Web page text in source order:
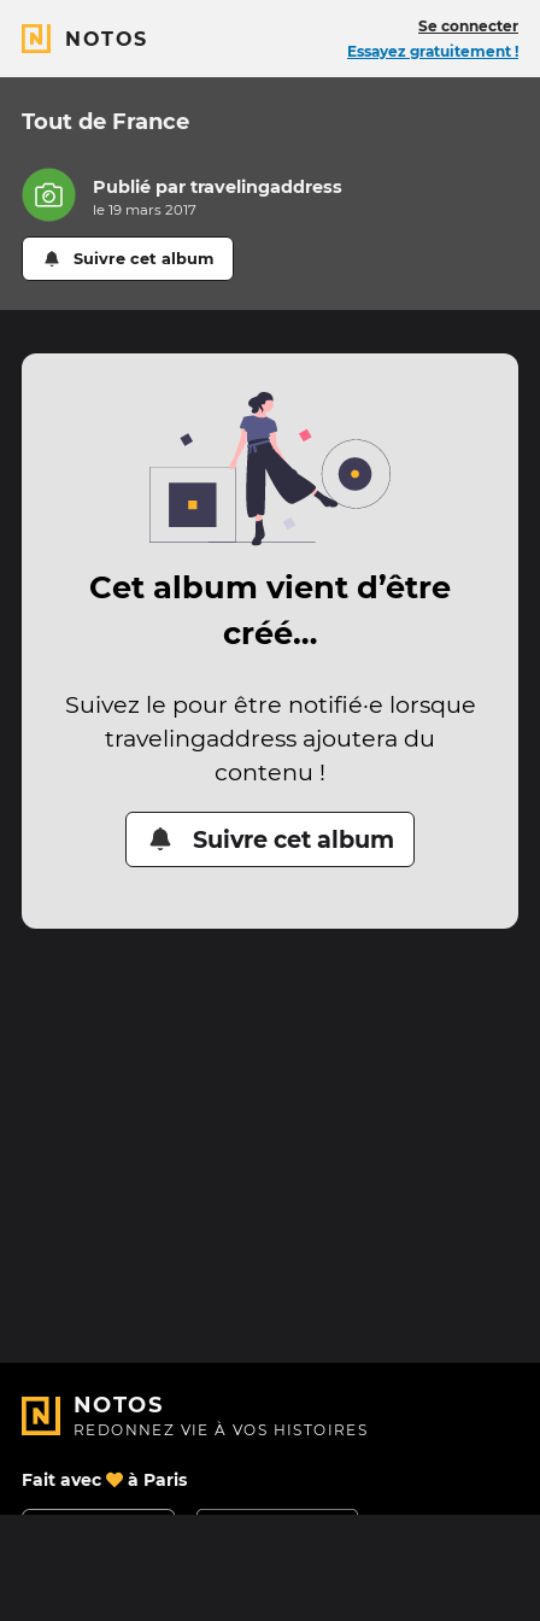
NOTOS
Se connecter
Essayez gratuitement !
Tout de France
Publié partravelingaddress
le 19 mars 2017
Suivre cet album
Cet album vient d’être
créé…
Suivez le pour être notifié·e lorsque
travelingaddress ajoutera du
contenu !
Suivre cet album
NOTOS
REDONNEZ VIE À VOS HISTOIRES
Fait avec à Paris